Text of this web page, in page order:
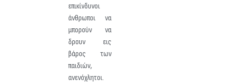
επικίνδυνοι
άνθρωποι να
μπορούν να
δρουν εις
βάρος των
παιδιών,
ανενόχλητοι.